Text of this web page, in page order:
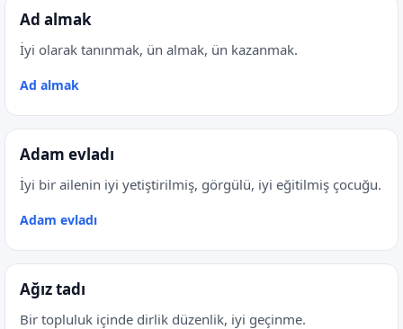
Ad almak
İyi olarak tanınmak, ün almak, ün kazanmak.
Ad almak
Adam evladı
İyi bir ailenin iyi yetiştirilmiş, görgülü, iyi eğitilmiş çocuğu.
Adam evladı
Ağız tadı
Bir topluluk içinde dirlik düzenlik, iyi geçinme.